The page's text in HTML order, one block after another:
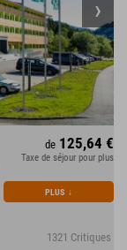
1321 Critiques
de 125,64 €
Taxe de séjour pour plus
PLUS ↓